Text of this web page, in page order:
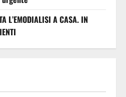
L’EMODIALISI A CASA. IN